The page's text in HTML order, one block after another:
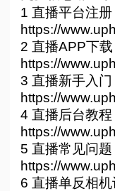
1 直播平台注册
https://
2 直播APP下载
https://
3 直播新手入门
https://
4 直播后台教程
https://
5 直播常见问题
https://
6 直播单反相机